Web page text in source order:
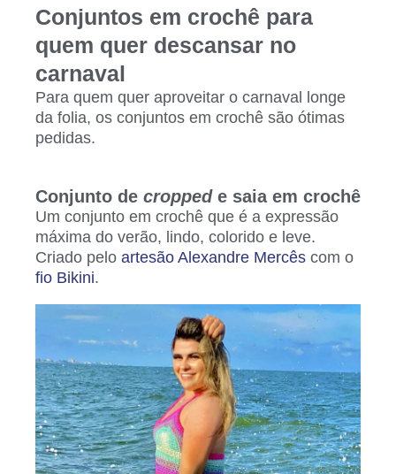
Conjuntos em crochê para
quem quer descansar no
carnaval
Para quem quer aproveitar o carnaval longe
da folia, os conjuntos em crochê são ótimas
pedidas.
Conjunto de cropped e saia em crochê
Um conjunto em crochê que é a expressão
máxima do verão, lindo, colorido e leve.
Criado pelo artesão Alexandre Mercês com o
fio Bikini.